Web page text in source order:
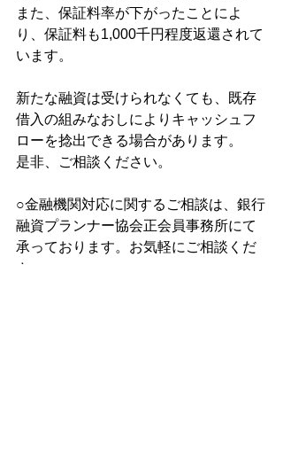
また、保証料率が下がったことによ
り、保証料も1,000千円程度返還されて
います。
新たな融資は受けられなくても、既存
借入の組みなおしによりキャッシュフ
ローを捻出できる場合があります。
是非、ご相談ください。
○金融機関対応に関するご相談は、銀行
融資プランナー協会正会員事務所にて
承っております。お気軽にご相談くだ
さい。